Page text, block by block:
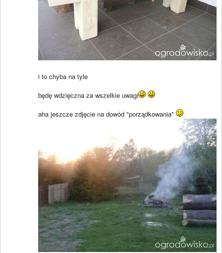
i to chyba na tyle
będę wdzięczna za wszelkie uwagi
aha jeszcze zdjęcie na dowód "porządkowania"